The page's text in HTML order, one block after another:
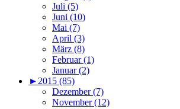
Juli (5)
Juni (10)
Mai (7)
April (3)
März (8)
Februar (1)
Januar (2)
►2015 (85)
Dezember (7)
November (12)